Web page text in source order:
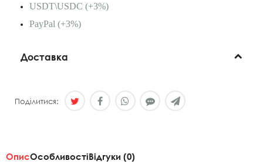
USDT\USDC (+3%)
PayPal (+3%)
Доставка
Поділитися:
ОписОсобливостіВідгуки (0)